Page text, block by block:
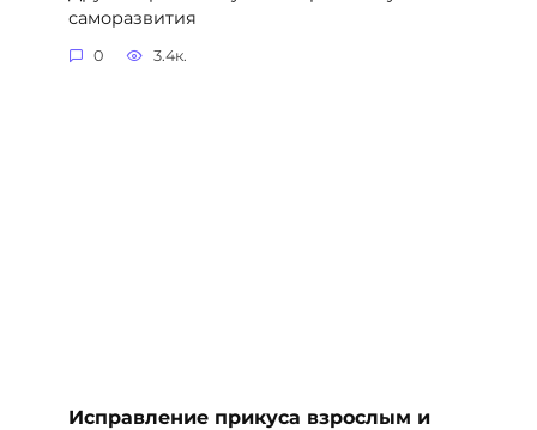
саморазвития
0 3.4к.
Исправление прикуса взрослым и